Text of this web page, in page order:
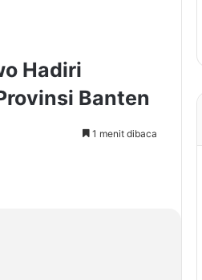
Hadiri
Banten
1 menit dibaca